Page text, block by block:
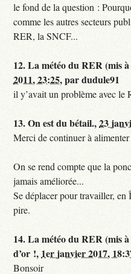
le fond de la question :
comme les autres secteurs
RER, la SNCF...
12.La météo du RER (mis
2011, 23:25,pardudule91
il y’avait un problème avec le
13.On est du bétail.,23
Merci de continuer à alimenter
On se rend compte que la
jamais améliorée...
Se déplacer pour travailler, en
pire.
14.La météo du RER (mis
d’or !, 1er janvier 2017,
Bonsoir